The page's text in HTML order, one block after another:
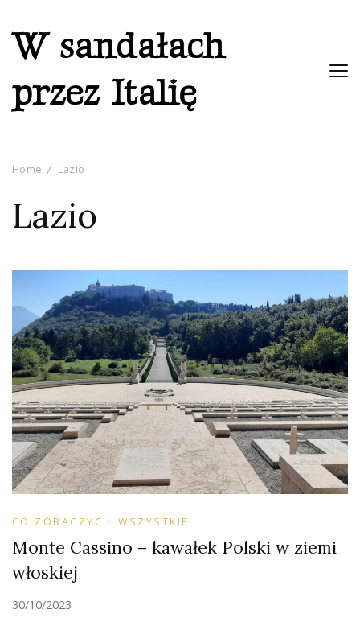
W sandałach
przez Italię
Home Lazio
Lazio
CO ZOBACZYĆ WSZYSTKIE
Monte Cassino – kawałek Polski w ziemi
włoskiej
30/10/2023